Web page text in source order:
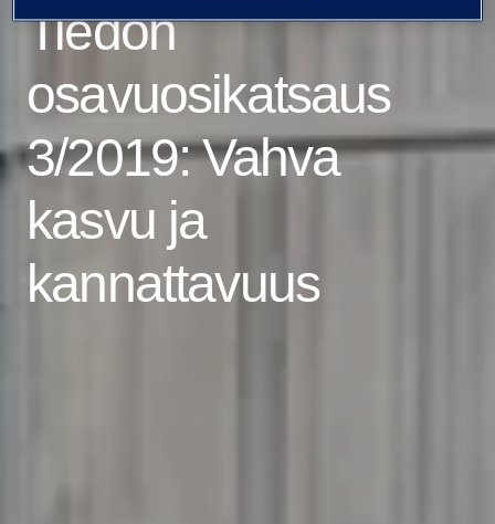
Tiedon
osavuosikatsaus
3/2019: Vahva
kasvu ja
kannattavuus